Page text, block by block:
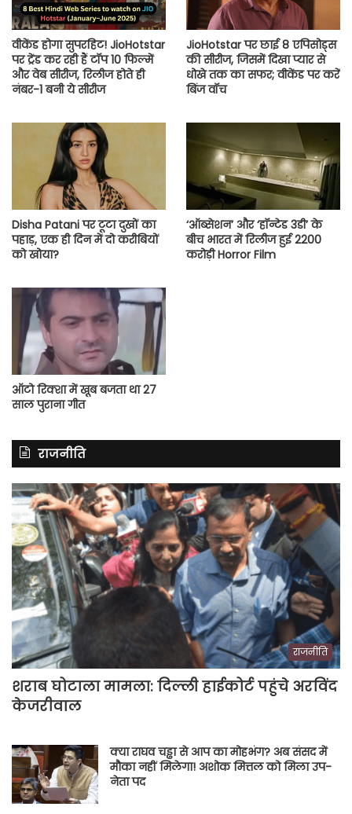
वीकेंड होगा सुपरहिट! JioHotstar
पर ट्रेंड कर रही हैं टॉप 10 फिल्में
और वेब सीरीज, रिलीज होते ही
नंबर-1 बनी ये सीरीज
JioHotstar पर छाई 8 एपिसोड्स
की सीरीज, जिसमें दिखा प्यार से
धोखे तक का सफर; वीकेंड पर करें
बिंज वॉच
Disha Patani पर टूटा दुखों का
पहाड़, एक ही दिन में दो करीबियों
को खोया?
‘ऑब्सेशन’ और ‘हॉन्टेड 3डी’ के
बीच भारत में रिलीज हुई 2200
करोड़ी Horror Film
ऑटो रिक्शा में खूब बजता था 27
साल पुराना गीत
राजनीति
राजनीति
शराब घोटाला मामला: दिल्ली हाईकोर्ट पहुंचे अरविंद
केजरीवाल
क्या राघव चड्ढा से आप का मोहभंग? अब संसद में
मौका नहीं मिलेगा! अशोक मित्तल को मिला उप-
नेता पद